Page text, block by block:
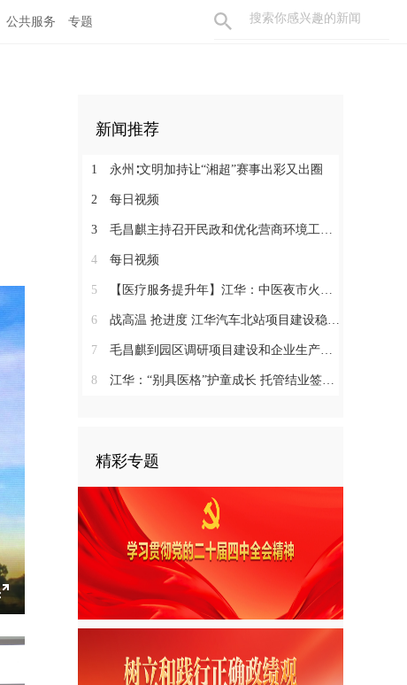
公共服务 专题
Enter
fullscreen
新闻推荐
1 永州∶文明加持让“湘超”赛事出彩又出圈
2 每日视频
3 毛昌麒主持召开民政和优化营商环境工作座谈会
4 每日视频
5 【医疗服务提升年】江华：中医夜市火爆火车站
6 战高温 抢进度 江华汽车北站项目建设稳步推进
7 毛昌麒到园区调研项目建设和企业生产情况
8 江华：“别具医格”护童成长 托管结业签约同行
精彩专题